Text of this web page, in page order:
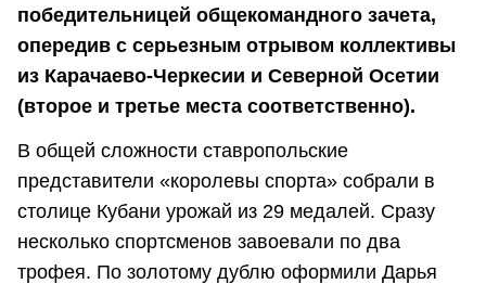
победительницей общекомандного зачета,
опередив с серьезным отрывом коллективы
из Карачаево-Черкесии и Северной Осетии
(второе и третье места соответственно).
В общей сложности ставропольские
представители «королевы спорта» собрали в
столице Кубани урожай из 29 медалей. Сразу
несколько спортсменов завоевали по два
трофея. По золотому дублю оформили Дарья